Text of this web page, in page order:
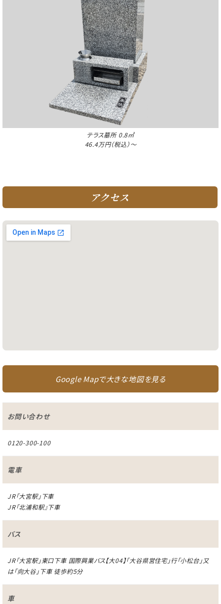
テラス墓所 0.8㎡
46.4万円（税込）～
アクセス
Google Mapで大きな地図を見る
お問い合わせ
0120-300-100
電車
JR「大宮駅」下車
JR「北浦和駅』下車
バス
JR「大宮駅」東口下車 国際興業バス【大04】「大谷県営住宅」行「小松台」又
は「向大谷」下車 徒歩約5分
車